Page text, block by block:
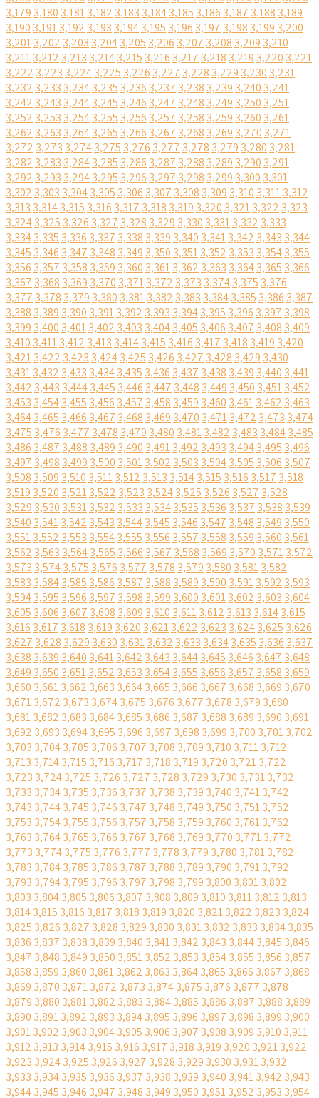
3,179 3,180 3,1813,182 3,183 3,1843,185 3,186 3,187 3,188 3,189
3,190 3,1913,192 3,193 3,1943,195 3,196 3,197 3,198 3,199 3,200
3,2013,202 3,203 3,2043,205 3,206 3,207 3,208 3,209 3,210
3,2113,212 3,213 3,2143,215 3,216 3,217 3,218 3,219 3,220 3,221
3,222 3,223 3,2243,225 3,226 3,227 3,228 3,229 3,230 3,231
3,232 3,233 3,2343,235 3,236 3,237 3,238 3,239 3,240 3,241
3,242 3,243 3,2443,245 3,246 3,247 3,248 3,249 3,250 3,251
3,252 3,253 3,2543,255 3,256 3,257 3,258 3,259 3,260 3,261
3,262 3,263 3,2643,265 3,266 3,267 3,268 3,269 3,270 3,271
3,272 3,273 3,2743,275 3,276 3,277 3,278 3,279 3,280 3,281
3,282 3,283 3,2843,285 3,286 3,287 3,288 3,289 3,290 3,291
3,292 3,293 3,2943,295 3,296 3,297 3,298 3,299 3,300 3,301
3,302 3,303 3,3043,305 3,306 3,307 3,308 3,309 3,310 3,3113,312
3,313 3,3143,315 3,316 3,317 3,318 3,319 3,320 3,3213,322 3,323
3,3243,325 3,326 3,327 3,328 3,329 3,330 3,3313,332 3,333
3,3343,335 3,336 3,337 3,338 3,339 3,340 3,3413,342 3,343 3,344
3,345 3,346 3,347 3,348 3,349 3,350 3,3513,352 3,353 3,3543,355
3,356 3,357 3,358 3,359 3,360 3,3613,362 3,363 3,3643,365 3,366
3,367 3,368 3,369 3,370 3,3713,372 3,373 3,3743,375 3,376
3,377 3,378 3,379 3,380 3,3813,382 3,383 3,3843,385 3,386 3,387
3,388 3,389 3,390 3,3913,392 3,393 3,3943,395 3,396 3,397 3,398
3,399 3,400 3,4013,402 3,403 3,4043,405 3,406 3,407 3,408 3,409
3,410 3,4113,412 3,413 3,4143,415 3,416 3,417 3,418 3,419 3,420
3,4213,422 3,423 3,4243,425 3,426 3,427 3,428 3,429 3,430
3,4313,432 3,433 3,4343,435 3,436 3,437 3,438 3,439 3,440 3,441
3,442 3,443 3,4443,445 3,446 3,447 3,448 3,449 3,450 3,4513,452
3,453 3,4543,455 3,456 3,457 3,458 3,459 3,460 3,4613,462 3,463
3,4643,465 3,466 3,467 3,468 3,469 3,470 3,4713,472 3,473 3,474
3,475 3,476 3,477 3,478 3,479 3,480 3,4813,482 3,483 3,4843,485
3,486 3,487 3,488 3,489 3,490 3,4913,492 3,493 3,4943,495 3,496
3,497 3,498 3,499 3,500 3,5013,502 3,503 3,5043,505 3,506 3,507
3,508 3,509 3,510 3,5113,512 3,513 3,5143,515 3,516 3,517 3,518
3,519 3,520 3,5213,522 3,523 3,5243,525 3,526 3,527 3,528
3,529 3,530 3,5313,532 3,533 3,5343,535 3,536 3,537 3,538 3,539
3,540 3,5413,542 3,543 3,5443,545 3,546 3,547 3,548 3,549 3,550
3,5513,552 3,553 3,5543,555 3,556 3,557 3,558 3,559 3,560 3,561
3,562 3,563 3,5643,565 3,566 3,567 3,568 3,569 3,570 3,5713,572
3,573 3,5743,575 3,576 3,577 3,578 3,579 3,580 3,5813,582
3,583 3,5843,585 3,586 3,587 3,588 3,589 3,590 3,5913,592 3,593
3,5943,595 3,596 3,597 3,598 3,599 3,600 3,6013,602 3,603 3,604
3,605 3,606 3,607 3,608 3,609 3,610 3,6113,612 3,613 3,6143,615
3,616 3,617 3,618 3,619 3,620 3,6213,622 3,623 3,6243,625 3,626
3,627 3,628 3,629 3,630 3,6313,632 3,633 3,6343,635 3,636 3,637
3,638 3,639 3,640 3,6413,642 3,643 3,6443,645 3,646 3,647 3,648
3,649 3,650 3,6513,652 3,653 3,6543,655 3,656 3,657 3,658 3,659
3,660 3,6613,662 3,663 3,6643,665 3,666 3,667 3,668 3,669 3,670
3,6713,672 3,673 3,6743,675 3,676 3,677 3,678 3,679 3,680
3,6813,682 3,683 3,6843,685 3,686 3,687 3,688 3,689 3,690 3,691
3,692 3,693 3,6943,695 3,696 3,697 3,698 3,699 3,700 3,7013,702
3,703 3,7043,705 3,706 3,707 3,708 3,709 3,710 3,7113,712
3,713 3,7143,715 3,716 3,717 3,718 3,719 3,720 3,7213,722
3,723 3,7243,725 3,726 3,727 3,728 3,729 3,730 3,7313,732
3,733 3,7343,735 3,736 3,737 3,738 3,739 3,740 3,7413,742
3,743 3,7443,745 3,746 3,747 3,748 3,749 3,750 3,7513,752
3,753 3,7543,755 3,756 3,757 3,758 3,759 3,760 3,7613,762
3,763 3,7643,765 3,766 3,767 3,768 3,769 3,770 3,7713,772
3,773 3,7743,775 3,776 3,777 3,778 3,779 3,780 3,7813,782
3,783 3,7843,785 3,786 3,787 3,788 3,789 3,790 3,7913,792
3,793 3,7943,795 3,796 3,797 3,798 3,799 3,800 3,8013,802
3,803 3,8043,805 3,806 3,807 3,808 3,809 3,810 3,8113,812 3,813
3,8143,815 3,816 3,817 3,818 3,819 3,820 3,8213,822 3,823 3,824
3,825 3,826 3,827 3,828 3,829 3,830 3,8313,832 3,833 3,8343,835
3,836 3,837 3,838 3,839 3,840 3,8413,842 3,843 3,8443,845 3,846
3,847 3,848 3,849 3,850 3,8513,852 3,853 3,8543,855 3,856 3,857
3,858 3,859 3,860 3,8613,862 3,863 3,8643,865 3,866 3,867 3,868
3,869 3,870 3,8713,872 3,873 3,8743,875 3,876 3,877 3,878
3,879 3,880 3,8813,882 3,883 3,8843,885 3,886 3,887 3,888 3,889
3,890 3,8913,892 3,893 3,8943,895 3,896 3,897 3,898 3,899 3,900
3,9013,902 3,903 3,9043,905 3,906 3,907 3,908 3,909 3,910 3,911
3,912 3,913 3,9143,915 3,916 3,917 3,918 3,919 3,920 3,9213,922
3,923 3,9243,925 3,926 3,927 3,928 3,929 3,930 3,9313,932
3,933 3,9343,935 3,936 3,937 3,938 3,939 3,940 3,9413,942 3,943
3,9443,945 3,946 3,947 3,948 3,949 3,950 3,9513,952 3,953 3,954